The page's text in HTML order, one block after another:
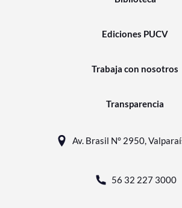
Ediciones PUCV
Trabaja con nosotros
Transparencia
Av. Brasil N° 2950,
56 32 227 3000